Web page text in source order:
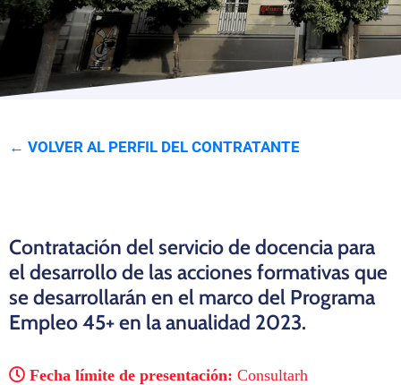
Programas
← VOLVER AL PERFIL DEL CONTRATANTE
Contratación del servicio de docencia para
el desarrollo de las acciones formativas que
se desarrollarán en el marco del Programa
Empleo 45+ en la anualidad 2023.
Fecha límite de presentación: Consultarh